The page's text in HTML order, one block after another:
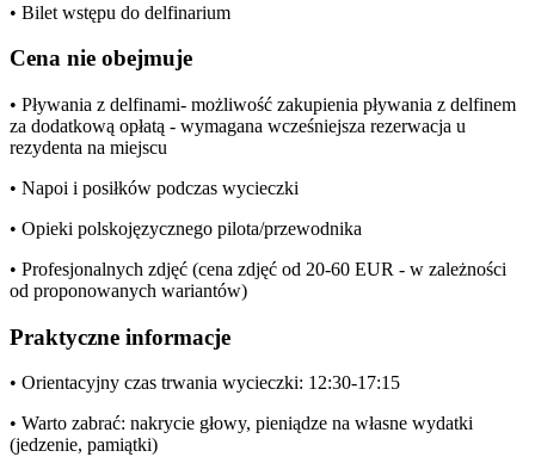
• Bilet wstępu do delfinarium
Cena nie obejmuje
• Pływania z delfinami- możliwość zakupienia pływania z delfinem
za dodatkową opłatą - wymagana wcześniejsza rezerwacja u
rezydenta na miejscu
• Napoi i posiłków podczas wycieczki
• Opieki polskojęzycznego pilota/przewodnika
• Profesjonalnych zdjęć (cena zdjęć od 20-60 EUR - w zależności
od proponowanych wariantów)
Praktyczne informacje
• Orientacyjny czas trwania wycieczki: 12:30-17:15
• Warto zabrać: nakrycie głowy, pieniądze na własne wydatki
(jedzenie, pamiątki)